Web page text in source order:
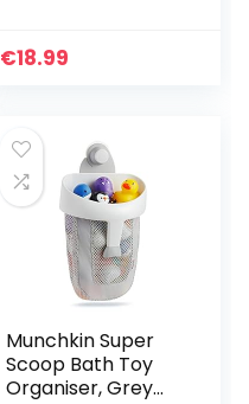
geel
€18.99
Munchkin Super
Scoop Bath Toy
Organiser, Grey